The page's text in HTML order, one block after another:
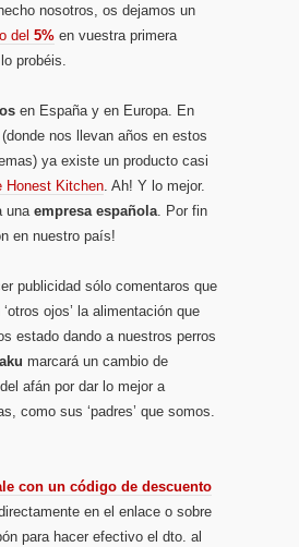
nosotros, os dejamos un
del 5% en vuestra primera
probéis.
en España y en Europa. En
(donde nos llevan años en estos
ya existe un producto casi
Honest Kitchen . Ah! Y lo mejor.
una empresa española . Por fin
en nuestro país!
publicidad sólo comentaros que
ojos’ la alimentación que
estado dando a nuestros perros
marcará un cambio de
afán por dar lo mejor a
como sus ‘padres’ que somos.
con un código de descuento
en el enlace o sobre
para hacer efectivo el dto. al